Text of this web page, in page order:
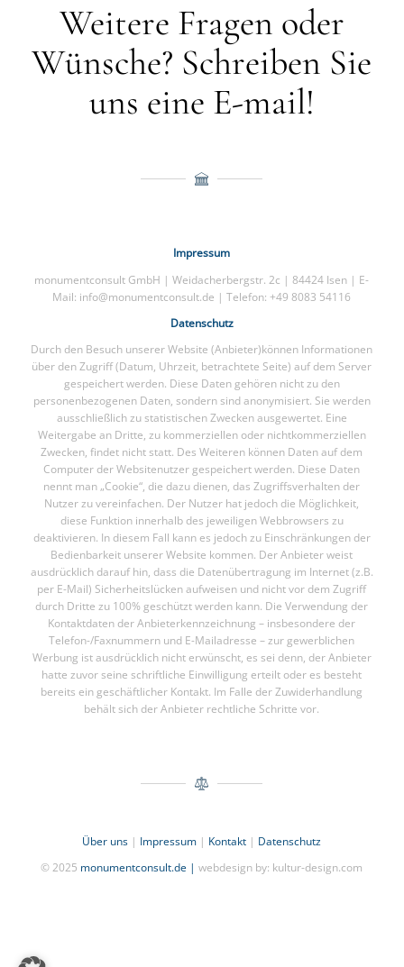
Weitere Fragen oder
Wünsche? Schreiben Sie
uns eine E-mail!
Impressum
monumentconsult GmbH | Weidacherbergstr. 2c | 84424 Isen | E-
Mail: info@monumentconsult.de | Telefon: +49 8083 54116
Datenschutz
Durch den Besuch unserer Website (Anbieter)können Informationen
über den Zugriff (Datum, Uhrzeit, betrachtete Seite) auf dem Server
gespeichert werden. Diese Daten gehören nicht zu den
personenbezogenen Daten, sondern sind anonymisiert. Sie werden
ausschließlich zu statistischen Zwecken ausgewertet. Eine
Weitergabe an Dritte, zu kommerziellen oder nichtkommerziellen
Zwecken, findet nicht statt. Des Weiteren können Daten auf dem
Computer der Websitenutzer gespeichert werden. Diese Daten
nennt man „Cookie“, die dazu dienen, das Zugriffsverhalten der
Nutzer zu vereinfachen. Der Nutzer hat jedoch die Möglichkeit,
diese Funktion innerhalb des jeweiligen Webbrowsers zu
deaktivieren. In diesem Fall kann es jedoch zu Einschränkungen der
Bedienbarkeit unserer Website kommen. Der Anbieter weist
ausdrücklich darauf hin, dass die Datenübertragung im Internet (z.B.
per E-Mail) Sicherheitslücken aufweisen und nicht vor dem Zugriff
durch Dritte zu 100% geschützt werden kann. Die Verwendung der
Kontaktdaten der Anbieterkennzeichnung – insbesondere der
Telefon-/Faxnummern und E-Mailadresse – zur gewerblichen
Werbung ist ausdrücklich nicht erwünscht, es sei denn, der Anbieter
hatte zuvor seine schriftliche Einwilligung erteilt oder es besteht
bereits ein geschäftlicher Kontakt. Im Falle der Zuwiderhandlung
behält sich der Anbieter rechtliche Schritte vor.
Über uns | Impressum | Kontakt | Datenschutz
© 2025 monumentconsult.de |webdesign by: kultur-design.com